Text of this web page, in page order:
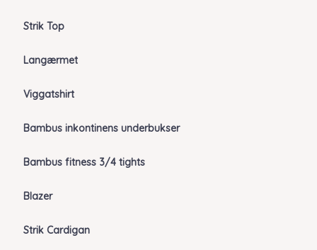
Strik Top
Langærmet
Viggatshirt
Bambus inkontinens underbukser
Bambus fitness 3/4 tights
Blazer
Strik Cardigan